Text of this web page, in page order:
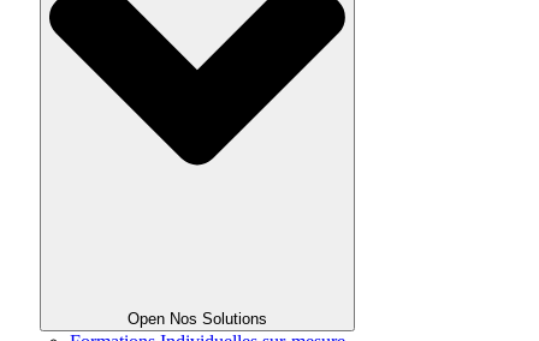
Open Nos Solutions